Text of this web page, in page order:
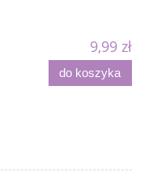
9,99 zł
do koszyka